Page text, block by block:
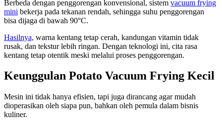
Berbeda dengan penggorengan konvensional, sistem vacuum frying
mini bekerja pada tekanan rendah, sehingga suhu penggorengan
bisa dijaga di bawah 90°C.
Hasilnya, warna kentang tetap cerah, kandungan vitamin tidak
rusak, dan tekstur lebih ringan. Dengan teknologi ini, cita rasa
kentang tetap otentik meski melalui proses penggorengan.
Keunggulan Potato Vacuum Frying Kecil
Mesin ini tidak hanya efisien, tapi juga dirancang agar mudah
dioperasikan oleh siapa pun, bahkan oleh pemula dalam bisnis
kuliner.